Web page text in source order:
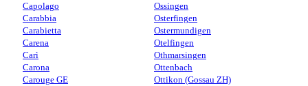
Capolago
Carabbia
Carabietta
Carena
Carì
Carona
Carouge GE
Ossingen
Osterfingen
Ostermundigen
Otelfingen
Othmarsingen
Ottenbach
Ottikon (Gossau ZH)